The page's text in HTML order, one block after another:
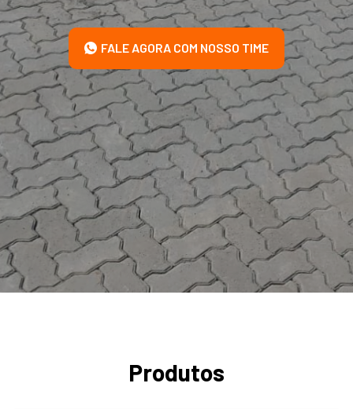
FALE AGORA COM NOSSO TIME
Produtos